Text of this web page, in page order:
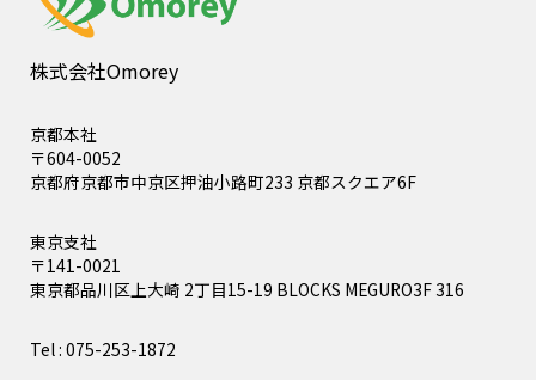
株式会社Omorey
京都本社
〒604-0052
京都府京都市中京区押油小路町233 京都スクエア6F
東京支社
〒141-0021
東京都品川区上大崎 2丁目15-19 BLOCKS MEGURO3F 316
Tel : 075-253-1872